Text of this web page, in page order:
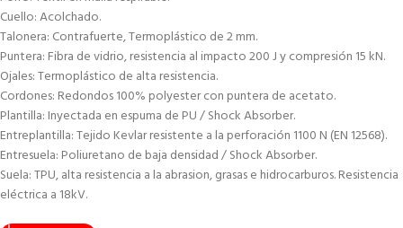
Cuello: Acolchado.
Talonera: Contrafuerte, Termoplástico de 2 mm.
Puntera: Fibra de vidrio, resistencia al impacto 200 J y compresión 15 kN.
Ojales: Termoplástico de alta resistencia.
Cordones: Redondos 100% polyester con puntera de acetato.
Plantilla: Inyectada en espuma de PU / Shock Absorber.
Entreplantilla: Tejido Kevlar resistente a la perforación 1100 N (EN 12568).
Entresuela: Poliuretano de baja densidad / Shock Absorber.
Suela: TPU, alta resistencia a la abrasion, grasas e hidrocarburos. Resistencia
eléctrica a 18kV.